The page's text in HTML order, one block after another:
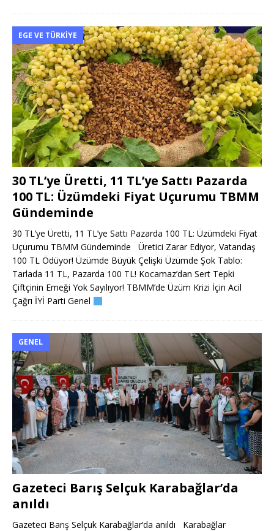
EGE VE TÜRKIYE
30 TL’ye Üretti, 11 TL’ye Sattı Pazarda
100 TL: Üzümdeki Fiyat Uçurumu TBMM
Gündeminde
30 TL’ye Üretti, 11 TL’ye Sattı Pazarda 100 TL: Üzümdeki Fiyat
Uçurumu TBMM Gündeminde Üretici Zarar Ediyor, Vatandaş
100 TL Ödüyor! Üzümde Büyük Çelişki Üzümde Şok Tablo:
Tarlada 11 TL, Pazarda 100 TL! Kocamaz’dan Sert Tepki
Çiftçinin Emeği Yok Sayılıyor! TBMM’de Üzüm Krizi İçin Acil
Çağrı İYİ Parti Genel
GENEL
Gazeteci Barış Selçuk Karabağlar’da
anıldı
Gazeteci Barış Selçuk Karabağlar‘da anıldı Karabağlar